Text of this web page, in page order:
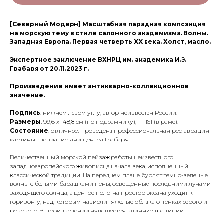
[Северный Модерн] Масштабная парадная композиция
на морскую тему в стиле салонного академизма. Волны.
Западная Европа. Первая четверть XX века. Холст, масло.
Экспертное заключение ВХНРЦ им. академика И.Э.
Грабаря от 20.11.2023 г.
Произведение имеет антикварно-коллекционное
значение.
Подпись: нижнем левом углу, автор неизвестен России.
Размеры: 99,6 х 148,8 см (по подрамнику), 111 161 (в раме).
Состояние: отличное. Проведена профессиональная реставрация
картины специалистами центра Грабаря.
Величественный морской пейзаж работы неизвестного
западноевропейского живописца начала века, исполненный
классической традиции. На переднем плане бурлят темно-зеленые
волны с белыми барашками пены, освещенные последними лучами
заходящего солнца, а центре полотна простор океана уходит к
горизонту, над которым нависли тяжёлые облака оттенках серого и
розового. В произведении чувствуется влияние традиции